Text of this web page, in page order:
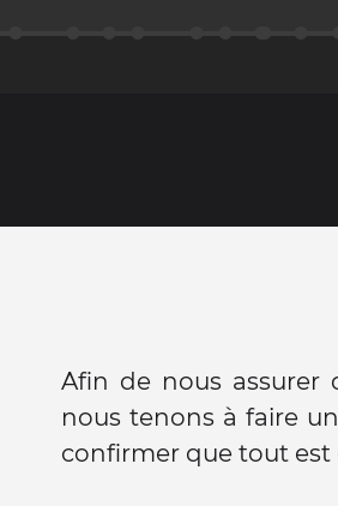
Afin de nous assurer
nous tenons à faire
confirmer que tout est